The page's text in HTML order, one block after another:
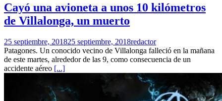
Cayó una avioneta a unos 10 kilómetros
de Villalonga, un muerto
25 septiembre, 201825 septiembre, 2018redactor
Patagones. Un conocido vecino de Villalonga falleció en la mañana
de este martes, alrededor de las 9, como consecuencia de un
accidente aéreo [...]